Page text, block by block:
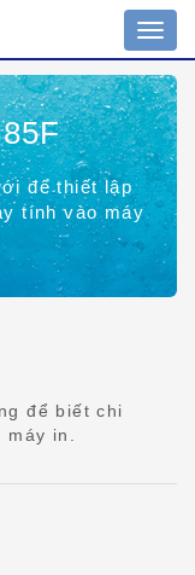
để thiết lập
tính vào máy
để biết chi
in.